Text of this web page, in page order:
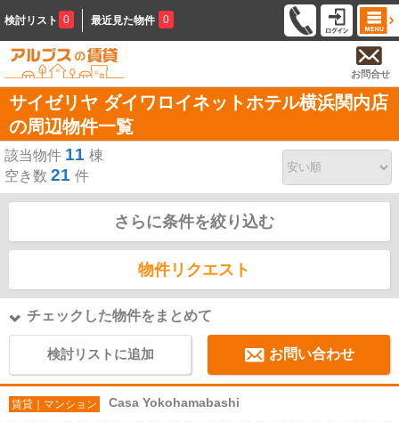
検討リスト 0 最近見た物件 0
お問合せ
サイゼリヤ ダイワロイネットホテル横浜関内店
の周辺物件一覧
該当物件 11 棟
空き数 21 件
さらに条件を絞り込む
物件リクエスト
チェックした物件をまとめて
検討リストに追加 お問い合わせ
賃貸｜マンション Casa Yokohamabashi